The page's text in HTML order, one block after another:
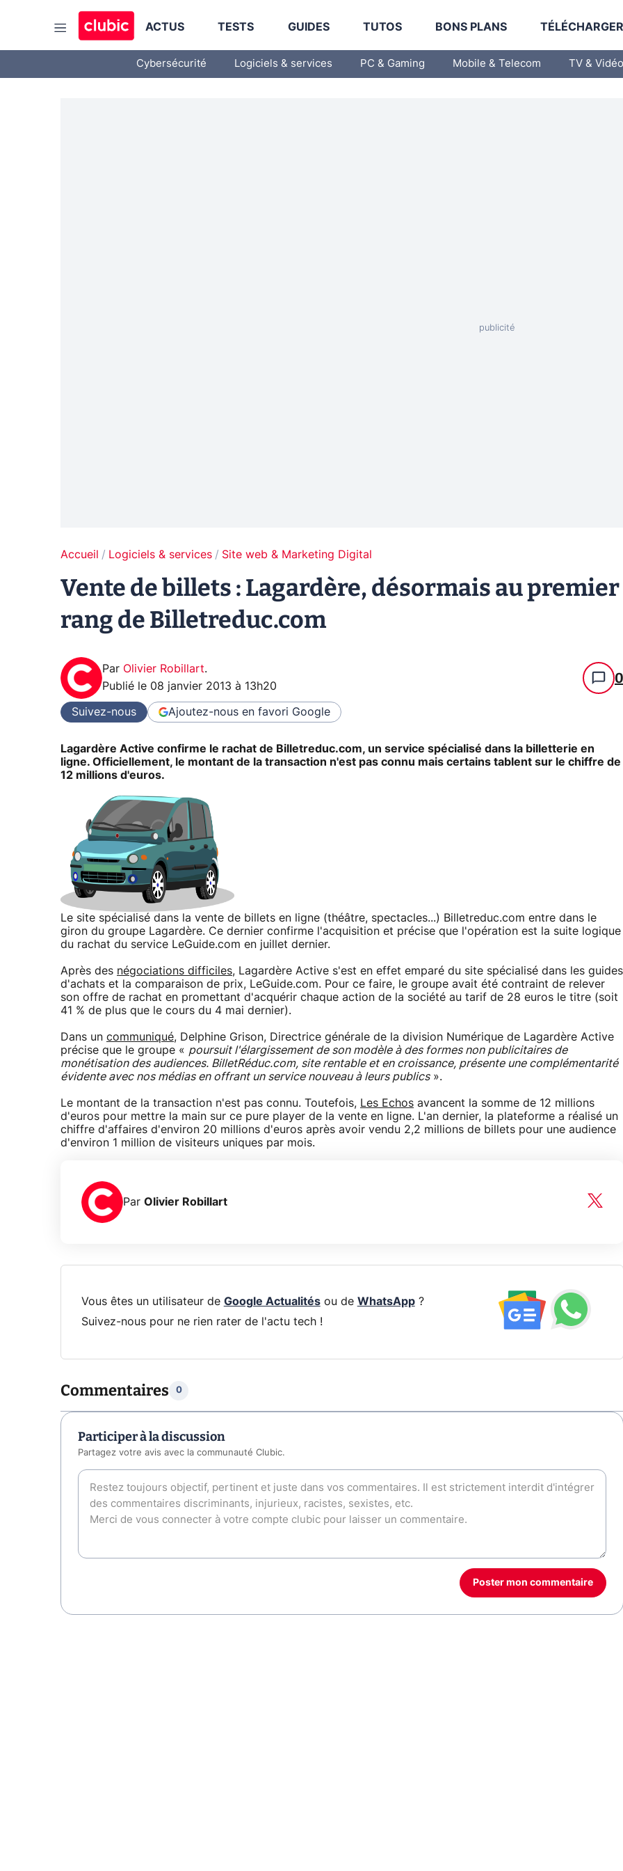
ACTUS TESTS GUIDES TUTOS BONS PLANS
Cybersécurité Logiciels & services PC & Gaming Mobile & Telecom TV & Vidéo
Accueil Logiciels & services Site web & Marketing Digital
Vente de billets : Lagardère, désormais au premier
rang de Billetreduc.com
Par Olivier Robillart.
Publié le 08 janvier 2013 à 13h20 0
Suivez-nous Ajoutez-nous en favori Google
Lagardère Active confirme le rachat de Billetreduc.com, un service spécialisé dans la billetterie en
ligne. Officiellement, le montant de la transaction n'est pas connu mais certains tablent sur le chiffre de
12 millions d'euros.
Le site spécialisé dans la vente de billets en ligne (théâtre, spectacles...) Billetreduc.com entre dans le
giron du groupe Lagardère. Ce dernier confirme l'acquisition et précise que l'opération est la suite logique
du rachat du service LeGuide.com en juillet dernier.
Après des négociations difficiles, Lagardère Active s'est en effet emparé du site spécialisé dans les guides
d'achats et la comparaison de prix, LeGuide.com. Pour ce faire, le groupe avait été contraint de relever
son offre de rachat en promettant d'acquérir chaque action de la société au tarif de 28 euros le titre (soit
41 % de plus que le cours du 4 mai dernier).
Dans un communiqué, Delphine Grison, Directrice générale de la division Numérique de Lagardère Active
précise que le groupe « poursuit l'élargissement de son modèle à des formes non publicitaires de
monétisation des audiences. BilletRéduc.com, site rentable et en croissance, présente une complémentarité
évidente avec nos médias en offrant un service nouveau à leurs publics».
Le montant de la transaction n'est pas connu. Toutefois, Les Echos avancent la somme de 12 millions
d'euros pour mettre la main sur ce pure player de la vente en ligne. L'an dernier, la plateforme a réalisé un
chiffre d'affaires d'environ 20 millions d'euros après avoir vendu 2,2 millions de billets pour une audience
d'environ 1 million de visiteurs uniques par mois.
Par Olivier Robillart
Vous êtes un utilisateur de Google Actualitésou de WhatsApp?
Suivez-nous pour ne rien rater de l'actu tech !
Commentaires 0
Participer à la discussion
Partagez votre avis avec la communauté Clubic.
Poster mon commentaire